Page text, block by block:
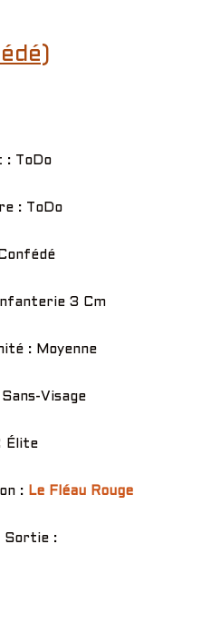
: ToDo
: ToDo
3 Cm
: Moyenne
Visage
Élite
: Le Fléau Rouge
Sortie :